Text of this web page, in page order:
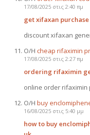
17/08/2025 στις 2:40 πμ
get xifaxan purchase
discount xifaxan
Ο/Η cheap rifaximin
17/08/2025 στις 2:27 πμ
ordering rifaximin
online order rifaximin
Ο/Η buy
16/08/2025 στις 5:40 μμ
how to buy